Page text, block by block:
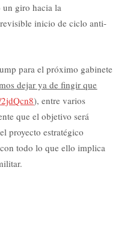
giro hacia la
inicio de ciclo anti-
para el próximo gabinete
dejar ya de fingir que
), entre varios
que el objetivo será
proyecto estratégico
todo lo que ello implica